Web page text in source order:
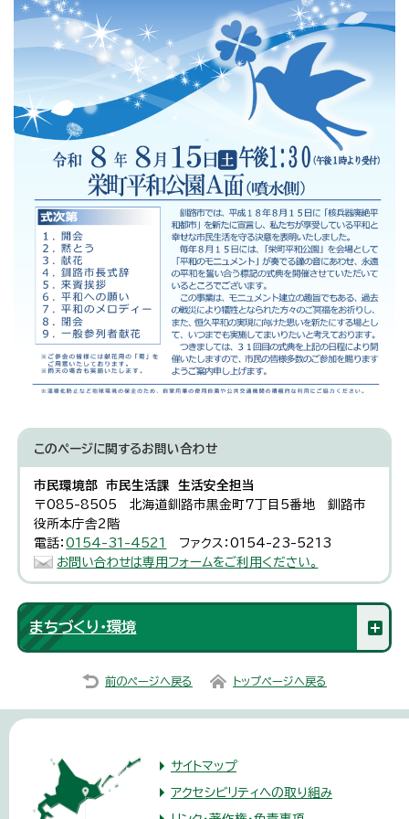
このページに関するお問い合わせ
市民環境部 市民生活課 生活安全担当
〒085-8505 北海道釧路市黒金町7丁目5番地 釧路市
役所本庁舎2階
電話：0154-31-4521
ファクス：0154-23-5213
お問い合わせは専用フォームをご利用ください。
まちづくり・環境
前のページへ戻る トップページへ戻る
サイトマップ
アクセシビリティへの取り組み